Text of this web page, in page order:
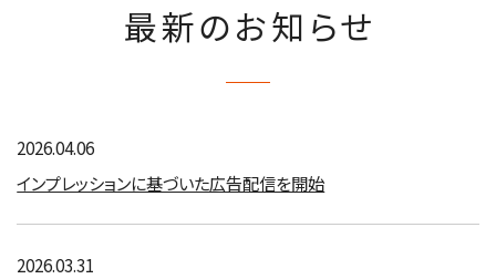
最新のお知らせ
2026.04.06
インプレッションに基づいた広告配信を開始
2026.03.31